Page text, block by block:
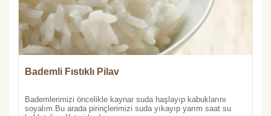
Bademli Fıstıklı Pilav
Bademlerimizi öncelikle kaynar suda haşlayıp kabuklarını
soyalım.Bu arada pirinçlerimizi suda yıkayıp yarım saat su